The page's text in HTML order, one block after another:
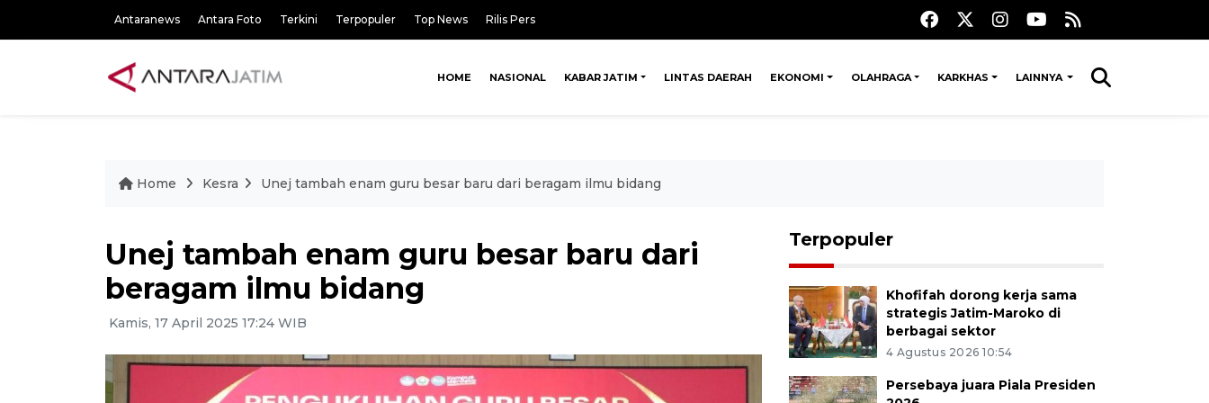
Antaranews Antara Foto Terkini Terpopuler Top News Rilis Pers
HOME NASIONAL KABAR JATIM LINTAS DAERAH EKONOMI OLAHRAGA KARKHAS LAINNYA
Home Kesra Unej tambah enam guru besar baru dari beragam ilmu bidang
Unej tambah enam guru besar baru dari
beragam ilmu bidang
Kamis, 17 April 2025 17:24 WIB
Terpopuler
Khofifah dorong kerja sama
strategis Jatim-Maroko di
berbagai sektor
4 Agustus 2026 10:54
Persebaya juara Piala Presiden